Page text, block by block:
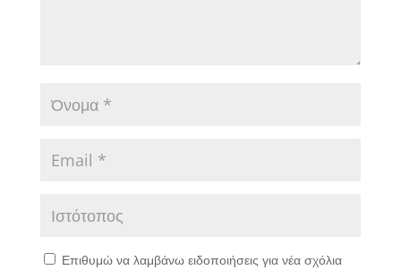
Επιθυμώ να λαμβάνω ειδοποιήσεις για νέα σχόλια